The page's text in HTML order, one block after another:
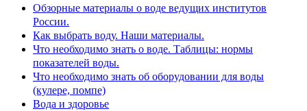
Обзорные материалы о воде ведущих институтов
России.
Как выбрать воду. Наши материалы.
Что необходимо знать о воде. Таблицы: нормы
показателей воды.
Что необходимо знать об оборудовании для воды
(кулере, помпе)
Вода и здоровье